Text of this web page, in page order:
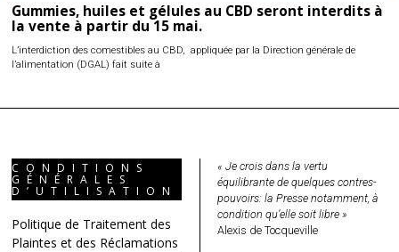
Gummies, huiles et gélules au CBD seront interdits à
la vente à partir du 15 mai.
L’interdiction des comestibles au CBD, appliquée par la Direction générale de
l’alimentation (DGAL) fait suite à
CONDITIONS
GÉNÉRALES
D’UTILISATION
Politique de Traitement des
Plaintes et des Réclamations
« Je crois dans la vertu
équilibrante de quelques contres-
pouvoirs: la Presse notamment, à
condition qu’elle soit libre »
Alexis de Tocqueville